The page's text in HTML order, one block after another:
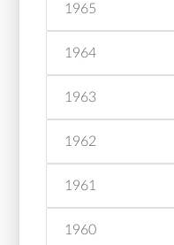
1965
1964
1963
1962
1961
1960